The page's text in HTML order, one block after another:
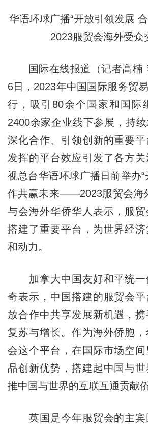
华语环球广播“开放引领发展
2023服贸会海外受众
国际在线报道（记者高楠
6日，2023年中国国际服务贸
行，吸引80余个国家和国际
2400余家企业线下参展，持续
深化合作、引领创新的重要
发挥的平台效应引发了各方
视总台华语环球广播日前举办
作共赢未来——2023服贸会海
与会海外华侨华人表示，服
搭建了重要平台，为世界经
和动力。
加拿大中国友好和平统一
奇表示，中国搭建的服贸会
放合作中共享发展新机遇，
复苏与增长。作为海外侨胞
会这个平台，在国际市场空
品创新优势，搭建起中国与
推中国与世界的互联互通贡献
英国是今年服贸会的主宾